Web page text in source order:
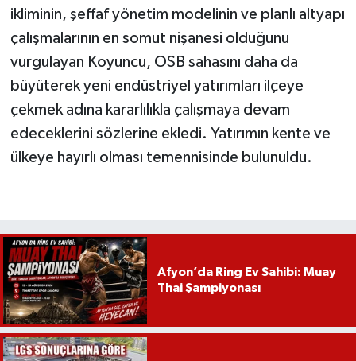
ikliminin, şeffaf yönetim modelinin ve planlı altyapı
çalışmalarının en somut nişanesi olduğunu
vurgulayan Koyuncu, OSB sahasını daha da
büyüterek yeni endüstriyel yatırımları ilçeye
çekmek adına kararlılıkla çalışmaya devam
edeceklerini sözlerine ekledi. Yatırımın kente ve
ülkeye hayırlı olması temennisinde bulunuldu.
Afyon’da Ring Ev Sahibi: Muay
Thai Şampiyonası